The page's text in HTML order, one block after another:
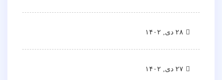
۲۸ دی, ۱۴۰۲
۲۷ دی, ۱۴۰۲